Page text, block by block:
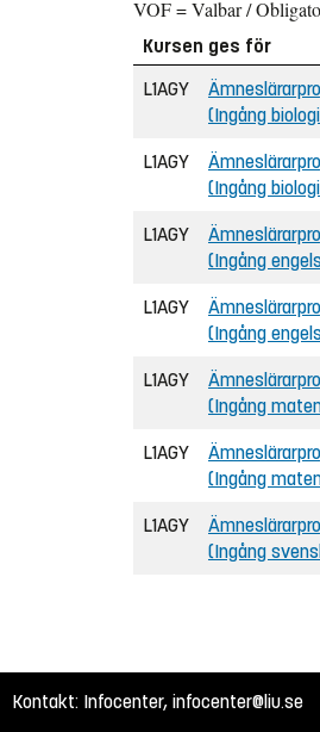
VOF = Valbar /
Kursen ges för
L1AGY
(Ingång
L1AGY
(Ingång
L1AGY
(Ingång
L1AGY
(Ingång
L1AGY
(Ingång
L1AGY
(Ingång
L1AGY
(Ingång
Kontakt: Infocenter, infocenter@liu.se